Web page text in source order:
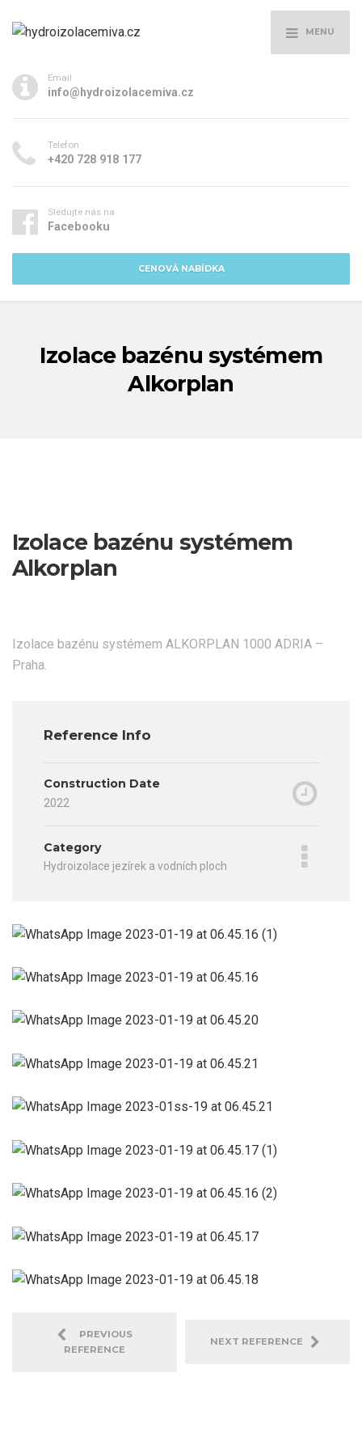
MENU
CENOVÁ NABÍDKA
Email
info@hydroizolacemiva.cz
Telefon
+420 728 918 177
Sledujte nás na
Facebooku
Izolace bazénu systémem
Alkorplan
Izolace bazénu systémem
Alkorplan
Izolace bazénu systémem ALKORPLAN 1000 ADRIA –
Praha.
Reference Info
Construction Date
2022
Category
Hydroizolace jezírek a vodních ploch
PREVIOUS
REFERENCE
NEXT REFERENCE